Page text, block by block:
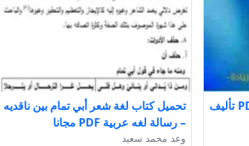
تحميل كتاب الشعلة الزرقاء PDF تأليف
تحميل كتاب لغة شعر أبي تمام بين ناقديه
– رسالة لغه عربية PDF مجانا
وعد محمد سعيد